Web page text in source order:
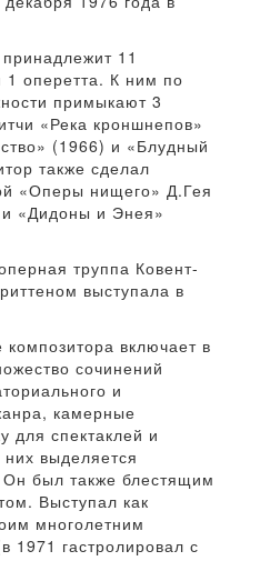
11
1 оперетта. К ним по
примыкают 3
«Река кроншнепов»
(1966) и «Блудный
также сделал
«Оперы нищего» Д.Гея
«Дидоны и Энея»
труппа Ковент-
выступала в
включает в
сочинений
и
камерные
для спектаклей и
выделяется
был также блестящим
Выступал как
многолетним
1971 гастролировал с